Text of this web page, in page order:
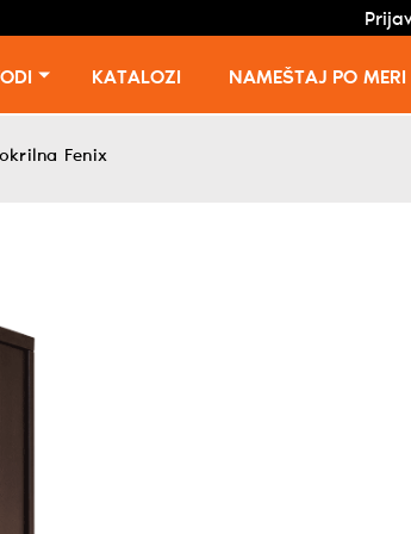
KATALOZI NAMEŠTAJ PO MERI
Fenix